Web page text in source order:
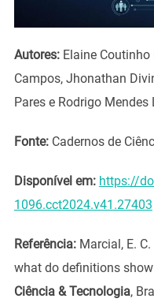
Autores:Elaine Coutinho
Campos, Jhonathan
Pares e Rodrigo Mendes
Fonte:Cadernos de
Disponível em: https://
1096.cct2024.v41.27403
Referência:Marcial, E. C.
what do definitions
Ciência & Tecnologia,